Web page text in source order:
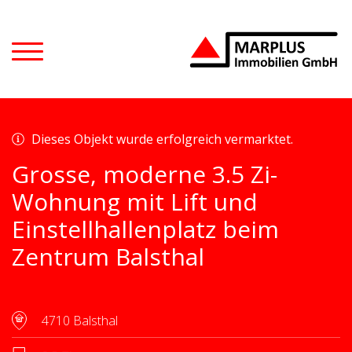
Dieses Objekt wurde erfolgreich vermarktet.
Grosse, moderne 3.5 Zi-
Wohnung mit Lift und
Einstellhallenplatz beim
Zentrum Balsthal
4710 Balsthal